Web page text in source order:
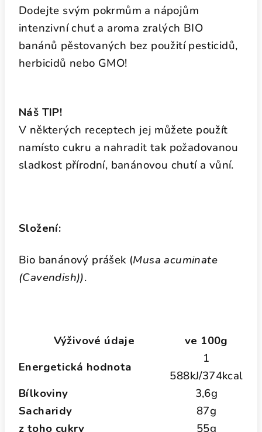
Dodejte svým pokrmům a nápojům
intenzivní chuť a aroma zralých BIO
banánů pěstovaných bez použití pesticidů,
herbicidů nebo GMO!
Náš TIP!
V některých receptech jej můžete použít
namísto cukru a nahradit tak požadovanou
sladkost přírodní, banánovou chutí a vůní.
Složení:
Bio banánový prášek (Musa acuminate
(Cavendish)).
Výživové údaje
ve 100g
Energetická hodnota
1
588kJ/374kcal
Bílkoviny
3,6g
Sacharidy
87g
z toho cukry
55g